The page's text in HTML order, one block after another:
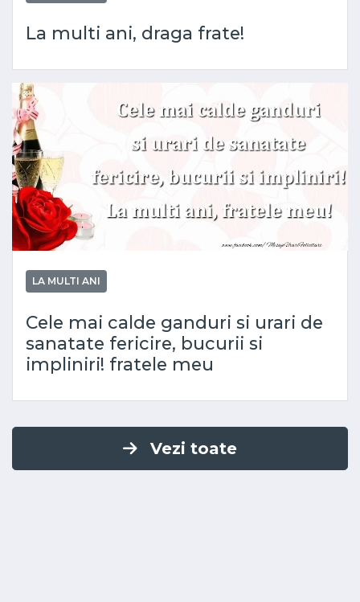
La multi ani, draga frate!
LA MULTI ANI
Cele mai calde ganduri si urari de
sanatate fericire, bucurii si
impliniri! fratele meu
Vezi toate